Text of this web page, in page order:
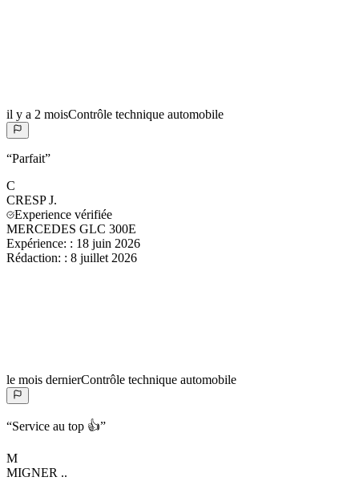
il y a 2 moisContrôle technique automobile
“Parfait”
C
CRESP J.
Experience vérifiée
MERCEDES GLC 300E
Expérience: : 18 juin 2026
Rédaction: : 8 juillet 2026
le mois dernierContrôle technique automobile
“Service au top 👍”
M
MIGNER ..